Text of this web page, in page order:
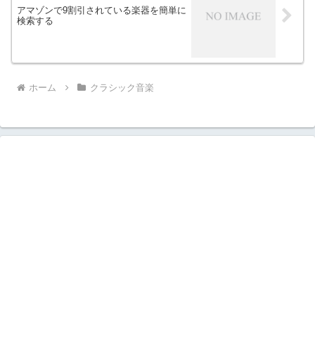
アマゾンで9割引されている楽器を簡単に
検索する
ホーム クラシック音楽